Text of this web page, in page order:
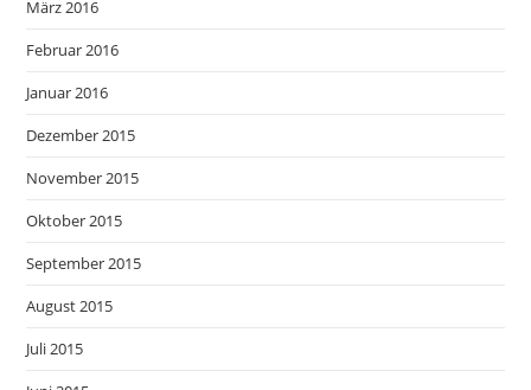
März 2016
Februar 2016
Januar 2016
Dezember 2015
November 2015
Oktober 2015
September 2015
August 2015
Juli 2015